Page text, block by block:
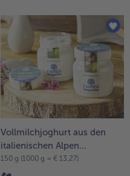
Vollmilchjoghurt aus den
italienischen Alpen
Naturyoghurt
150 g (1000 g = € 13,27)